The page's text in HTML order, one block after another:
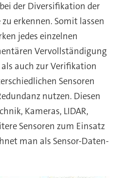
der Diversifikation der
erkennen. Somit lassen
jedes einzelnen
Vervollständigung
auch zur Verifikation
Sensoren
nutzen. Diesen
Kameras, LIDAR,
Sensoren zum Einsatz
man als Sensor-Daten-